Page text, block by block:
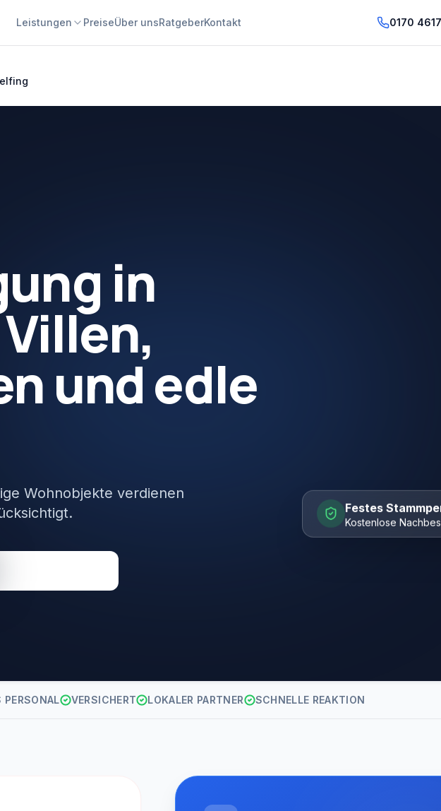
Leistungen PreiseÜber unsRatgeberKontakt 0170
Festes
Kostenlose
in
Villen,
undedle
Wohnobjekte verdienen
PERSONAL VERSICHERT LOKALER PARTNER SCHNELLE REAKTION